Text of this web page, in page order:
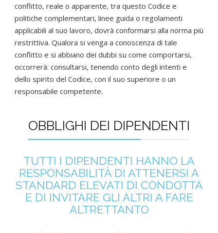
conflitto, reale o apparente, tra questo Codice e
politiche complementari, linee guida o regolamenti
applicabili al suo lavoro, dovrà conformarsi alla norma più
restrittiva. Qualora si venga a conoscenza di tale
conflitto e si abbiano dei dubbi su come comportarsi,
occorrerà: consultarsi, tenendo conto degli intenti e
dello spirito del Codice, con il suo superiore o un
responsabile competente.
OBBLIGHI DEI DIPENDENTI
TUTTI I DIPENDENTI HANNO LA
RESPONSABILITÀ DI ATTENERSI A
STANDARD ELEVATI DI CONDOTTA
E DI INVITARE GLI ALTRI A FARE
ALTRETTANTO